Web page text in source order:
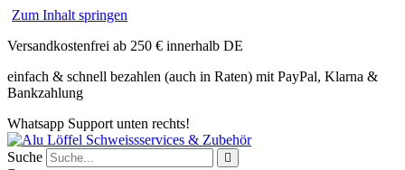
Zum Inhalt springen
Versandkostenfrei ab 250 € innerhalb DE
einfach & schnell bezahlen (auch in Raten) mit PayPal, Klarna &
Bankzahlung
Whatsapp Support unten rechts!
Suche